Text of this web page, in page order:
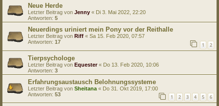
Neue Herde
Letzter Beitrag von Jenny « Di 3. Mai 2022, 22:20
Antworten: 5
Neuerdings uriniert mein Pony vor der Reithalle
Letzter Beitrag von Riff « Sa 15. Feb 2020, 07:57
Antworten: 17 1 2
Tierpsychologe
Letzter Beitrag von Equester« Do 13. Feb 2020, 10:06
Antworten: 3
Erfahrungsaustausch Belohnungssysteme
Letzter Beitrag von Sheitana « Do 31. Okt 2019, 17:00
Antworten: 53 1 2 3 4 5 6